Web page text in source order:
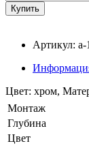
Артикул: a-
Цвет: хром,
Монтаж
Глубина
Цвет